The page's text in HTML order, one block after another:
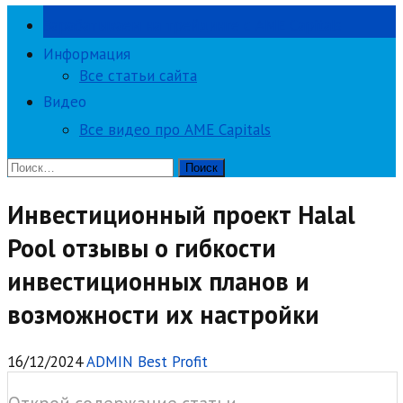
Информация
Все статьи сайта
Видео
Все видео про AME Capitals
Найти:
Инвестиционный проект Halal
Pool отзывы о гибкости
инвестиционных планов и
возможности их настройки
16/12/2024ADMIN Best Profit